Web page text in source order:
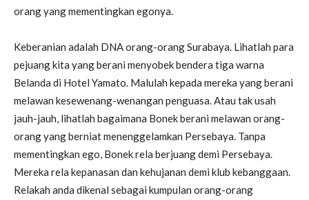
orang yang mementingkan egonya.
Keberanian adalah DNA orang-orang Surabaya. Lihatlah para
pejuang kita yang berani menyobek bendera tiga warna
Belanda di Hotel Yamato. Malulah kepada mereka yang berani
melawan kesewenang-wenangan penguasa. Atau tak usah
jauh-jauh, lihatlah bagaimana Bonek berani melawan orang-
orang yang berniat menenggelamkan Persebaya. Tanpa
mementingkan ego, Bonek rela berjuang demi Persebaya.
Mereka rela kepanasan dan kehujanan demi klub kebanggaan.
Relakah anda dikenal sebagai kumpulan orang-orang